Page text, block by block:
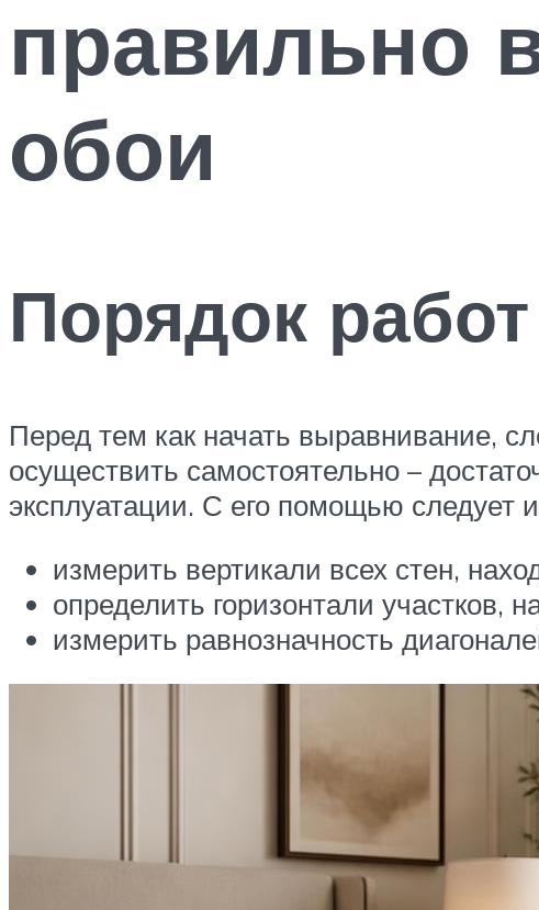
правильно
обои
Порядок работ
Перед тем как начать выравнивание,
осуществить самостоятельно –
эксплуатации. С его помощью следует
измерить вертикали всех стен,
определить горизонтали участков,
измерить равнозначность